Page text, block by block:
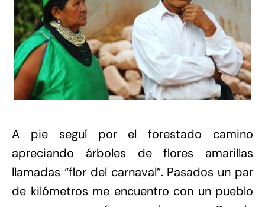
A pie seguí por el forestado camino
apreciando árboles de flores amarillas
llamadas “flor del carnaval”. Pasados un par
de kilómetros me encuentro con un pueblo